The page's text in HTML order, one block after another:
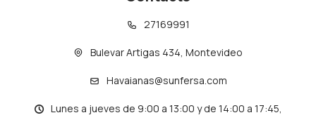
27169991
Bulevar Artigas 434, Montevideo
Havaianas@sunfersa.com
Lunes a jueves de 9:00 a 13:00 y de 14:00 a 17:45,